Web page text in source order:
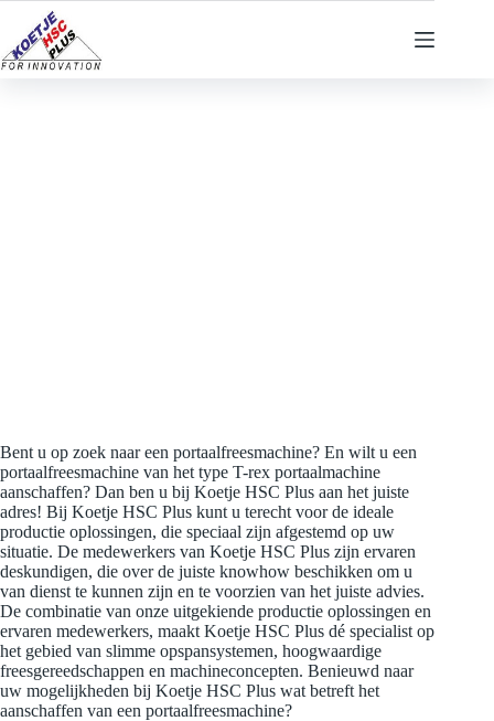
de
inhoud
Bent u op zoek naar een portaalfreesmachine? En wilt u een
portaalfreesmachine van het type T-rex portaalmachine
aanschaffen? Dan ben u bij Koetje HSC Plus aan het juiste
adres! Bij Koetje HSC Plus kunt u terecht voor de ideale
productie oplossingen, die speciaal zijn afgestemd op uw
situatie. De medewerkers van Koetje HSC Plus zijn ervaren
deskundigen, die over de juiste knowhow beschikken om u
van dienst te kunnen zijn en te voorzien van het juiste advies.
De combinatie van onze uitgekiende productie oplossingen en
ervaren medewerkers, maakt Koetje HSC Plus dé specialist op
het gebied van slimme opspansystemen, hoogwaardige
freesgereedschappen en machineconcepten. Benieuwd naar
uw mogelijkheden bij Koetje HSC Plus wat betreft het
aanschaffen van een portaalfreesmachine?